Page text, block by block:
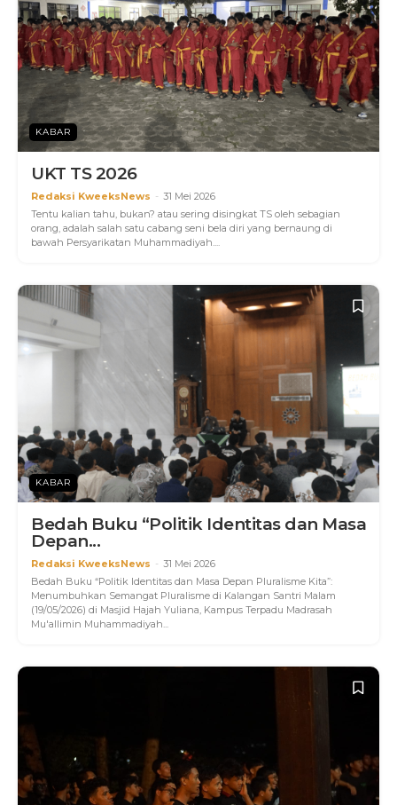
KABAR
UKT TS 2026
Redaksi KweeksNews - 31 Mei 2026
Tentu kalian tahu, bukan? atau sering disingkat TS oleh sebagian
orang, adalah salah satu cabang seni bela diri yang bernaung di
bawah Persyarikatan Muhammadiyah....
KABAR
Bedah Buku “Politik Identitas dan Masa
Depan...
Redaksi KweeksNews - 31 Mei 2026
Bedah Buku “Politik Identitas dan Masa Depan Pluralisme Kita”:
Menumbuhkan Semangat Pluralisme di Kalangan Santri Malam
(19/05/2026) di Masjid Hajah Yuliana, Kampus Terpadu Madrasah
Mu'allimin Muhammadiyah...